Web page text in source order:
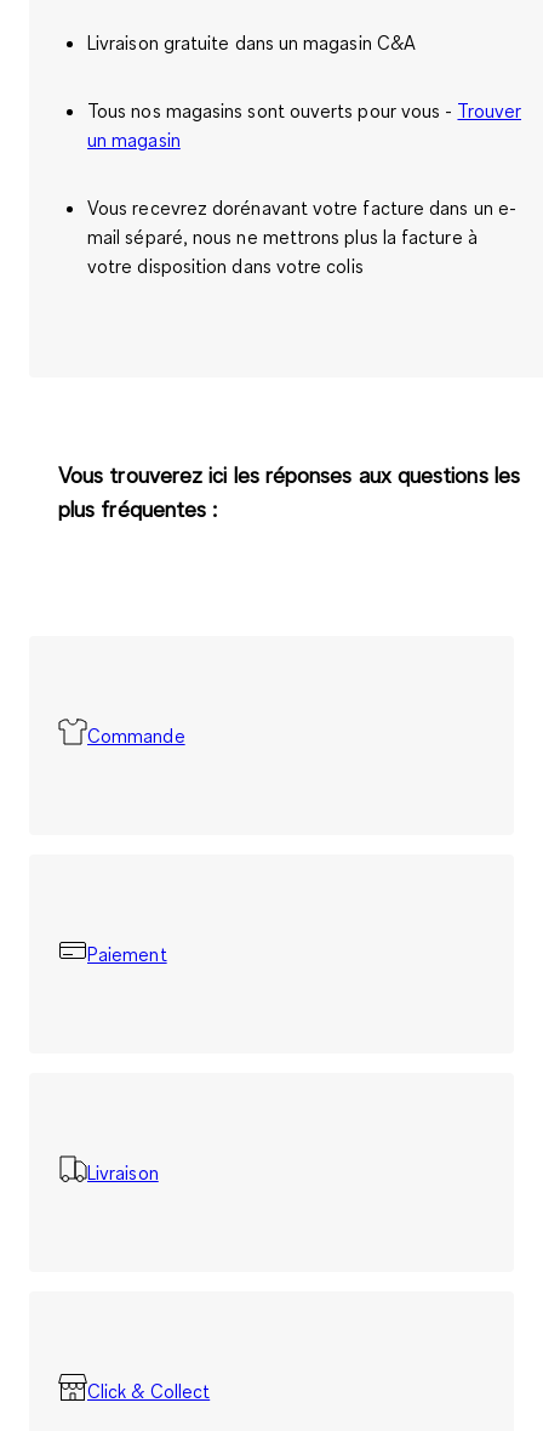
Livraison gratuite dans un magasin C&A
Tous nos magasins sont ouverts pour vous - Trouver
un magasin
Vous recevrez dorénavant votre facture dans un e-
mail séparé, nous ne mettrons plus la facture à
votre disposition dans votre colis
Vous trouverez ici les réponses aux questions les
plus fréquentes :
Commande
Paiement
Livraison
Click & Collect